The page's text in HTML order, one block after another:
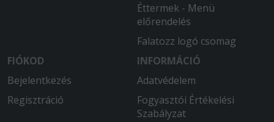
Éttermek - Menü
előrendelés
Falatozz logó csomag
FIÓKOD
Bejelentkezés
Regisztráció
INFORMÁCIÓ
Adatvédelem
Fogyasztói Értékelési
Szabályzat